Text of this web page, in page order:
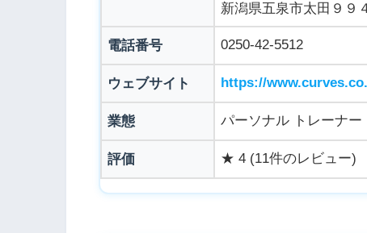
新潟県五泉市太田９９
電話番号 0250-42-5512
ウェブサイト https://
業態 パーソナル トレーナー
評価 ★ 4 (11件のレビュー)